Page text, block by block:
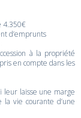
4.350€
d’emprunts
à la propriété
en compte dans les
leur laisse une marge
vie courante d’une